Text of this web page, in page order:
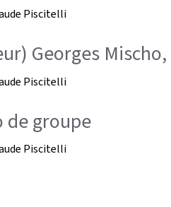
Piscitelli
Georges
Piscitelli
de groupe
Piscitelli